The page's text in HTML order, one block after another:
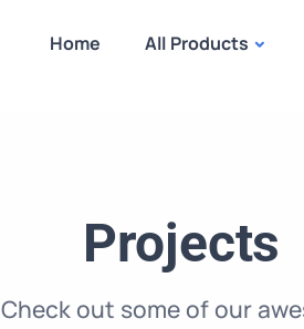
Home All Products
Projects
Check out some of our